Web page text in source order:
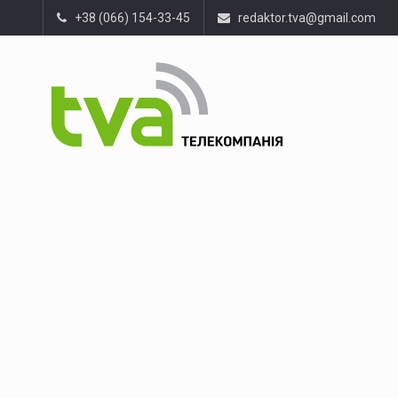
+38 (066) 154-33-45 redaktor.tva@gmail.com